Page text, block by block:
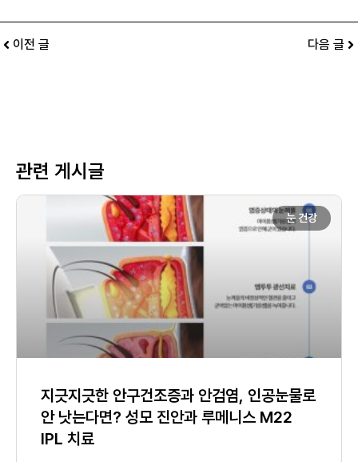
이전 글 다음 글
관련 게시글
눈 건강
지긋지긋한 안구건조증과 안검염, 인공눈물로
안 낫는다면? 성모 진안과 루메니스 M22
IPL 치료